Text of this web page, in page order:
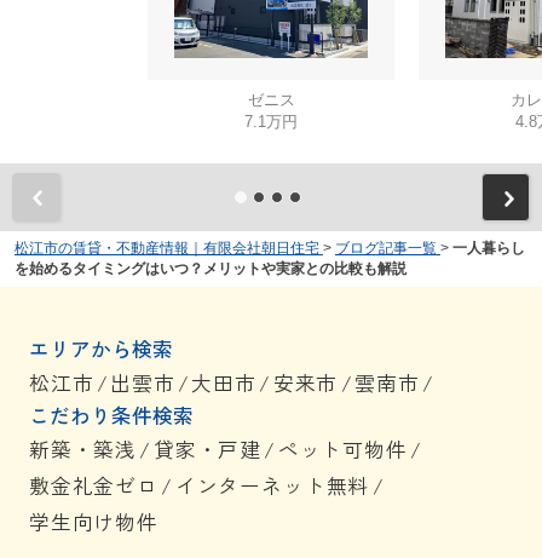
ゼニス
7.1万円
カ
4.8
松江市の賃貸・不動産情報｜有限会社朝日住宅 > ブログ記事一覧 > 一人暮らし
を始めるタイミングはいつ？メリットや実家との比較も解説
エリアから検索
松江市 / 出雲市 /大田市 / 安来市 /雲南市 /
こだわり条件検索
新築・築浅 / 貸家・戸建/ ペット可物件 /
敷金礼金ゼロ / インターネット無料 /
学生向け物件